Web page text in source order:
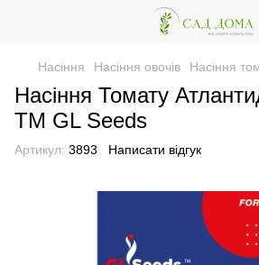
Насіння Насіння овочів Насіння
Насіння Томату
TM GL Seeds
Артикул: 3893 Написати відгук